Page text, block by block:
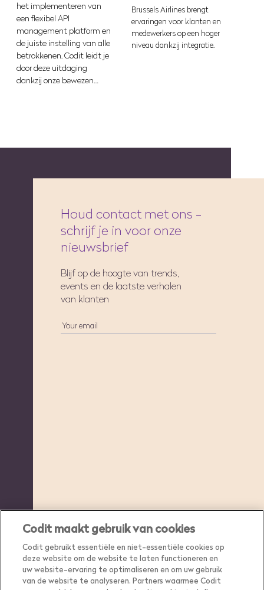
het implementeren van
een flexibel API
management platform en
de juiste instelling van alle
betrokkenen. Codit leidt je
door deze uitdaging
dankzij onze bewezen…
Brussels Airlines brengt
ervaringen voor klanten en
medewerkers op een hoger
niveau dankzij integratie.
Houd contact met ons -
schrijf je in voor onze
nieuwsbrief
Blijf op de hoogte van trends,
events en de laatste verhalen
van klanten
Codit maakt gebruik van cookies
Codit gebruikt essentiële en niet-essentiële cookies op
deze website om de website te laten functioneren en
uw website-ervaring te optimaliseren en om uw gebruik
van de website te analyseren. Partners waarmee Codit